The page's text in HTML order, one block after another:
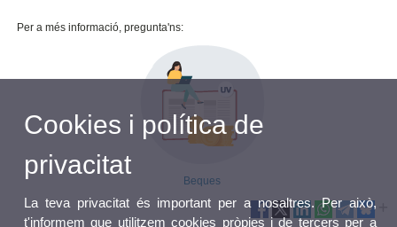
Per a més informació, pregunta'ns:
Beques
Cookies i política de
privacitat
La teva privacitat és important per a nosaltres. Per això,
t'informem que utilitzem cookies pròpies i de tercers per a